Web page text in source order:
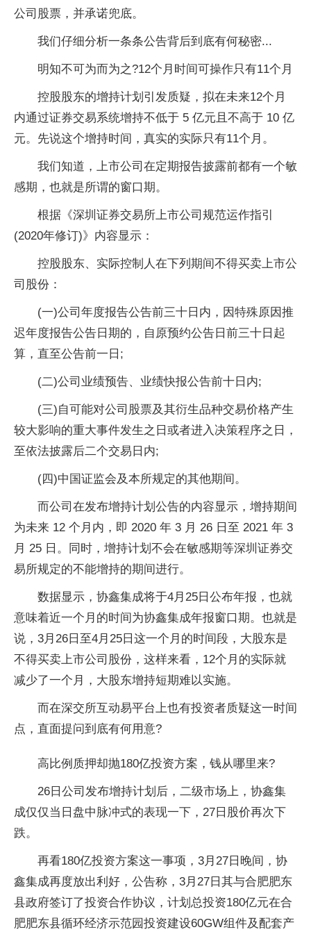
公司股票，并承诺兜底。
我们仔细分析一条条公告背后到底有何秘密...
明知不可为而为之?12个月时间可操作只有11个月
控股股东的增持计划引发质疑，拟在未来12个月
内通过证券交易系统增持不低于 5 亿元且不高于 10 亿
元。先说这个增持时间，真实的实际只有11个月。
我们知道，上市公司在定期报告披露前都有一个敏
感期，也就是所谓的窗口期。
根据《深圳证券交易所上市公司规范运作指引
(2020年修订)》内容显示：
控股股东、实际控制人在下列期间不得买卖上市公
司股份：
(一)公司年度报告公告前三十日内，因特殊原因推
迟年度报告公告日期的，自原预约公告日前三十日起
算，直至公告前一日;
(二)公司业绩预告、业绩快报公告前十日内;
(三)自可能对公司股票及其衍生品种交易价格产生
较大影响的重大事件发生之日或者进入决策程序之日，
至依法披露后二个交易日内;
(四)中国证监会及本所规定的其他期间。
而公司在发布增持计划公告的内容显示，增持期间
为未来 12 个月内，即 2020 年 3 月 26 日至 2021 年 3
月 25 日。同时，增持计划不会在敏感期等深圳证券交
易所规定的不能增持的期间进行。
数据显示，协鑫集成将于4月25日公布年报，也就
意味着近一个月的时间为协鑫集成年报窗口期。也就是
说，3月26日至4月25日这一个月的时间段，大股东是
不得买卖上市公司股份，这样来看，12个月的实际就
减少了一个月，大股东增持短期难以实施。
而在深交所互动易平台上也有投资者质疑这一时间
点，直面提问到底有何用意?
高比例质押却抛180亿投资方案，钱从哪里来?
26日公司发布增持计划后，二级市场上，协鑫集
成仅仅当日盘中脉冲式的表现一下，27日股价再次下
跌。
再看180亿投资方案这一事项，3月27日晚间，协
鑫集成再度放出利好，公告称，3月27日其与合肥肥东
县政府签订了投资合作协议，计划总投资180亿元在合
肥肥东县循环经济示范园投资建设60GW组件及配套产